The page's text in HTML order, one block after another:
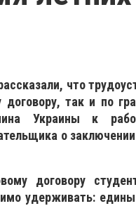
что
так и по
Украины к
о заключении
договору
удерживать: